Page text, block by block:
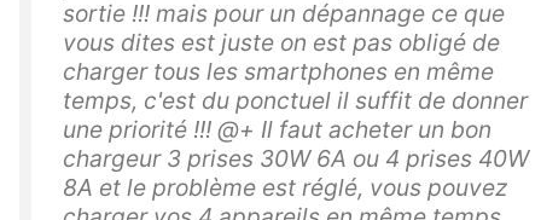
sortie !!! mais pour un dépannage ce que
vous dites est juste on est pas obligé de
charger tous les smartphones en même
temps, c'est du ponctuel il suffit de donner
une priorité !!! @+ Il faut acheter un bon
chargeur 3 prises 30W 6A ou 4 prises 40W
8A et le problème est réglé, vous pouvez